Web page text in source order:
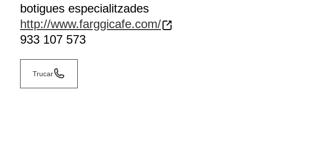
botigues especialitzades
http://www.farggicafe.com/
933 107 573
Trucar